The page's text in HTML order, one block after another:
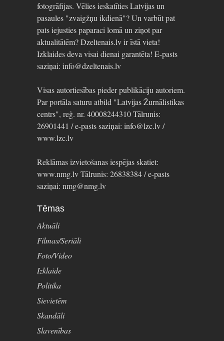
fotogrāfijas. Vēlies ieskatīties Latvijas un
pasaules "zvaigžņu ikdienā"? Un varbūt pat
pats iejusties paparaci lomā un ziņot par
aktualitātēm? Dzeltenais.lv ir īstā vieta!
Izklaides deva visai dienai garantēta! E-pasts
saziņai: info@dzeltenais.lv
Visas autortiesības pieder publikāciju autoriem.
Par portāla saturu atbild "Latvijas Žurnālistikas
centrs", reģ. nr. 40008244310 Tālrunis:
26901441 / e-pasts saziņai: info@lzc.lv /
www.lzc.lv
Reklāmas izvietošanas iespējas skatiet:
www.nmg.lv Tālrunis: 26838384 / e-pasts
saziņai: nmg@nmg.lv
Tēmas
Aktuāli
Filmas/Seriāli
Foto/Video
Izklaide
Politika
Sievietēm
Skandāli
Slavenības